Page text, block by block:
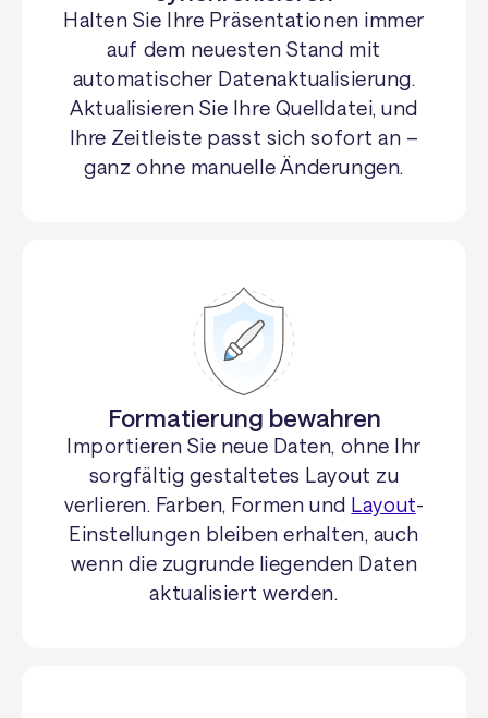
Halten Sie Ihre Präsentationen immer
auf dem neuesten Stand mit
automatischer Datenaktualisierung.
Aktualisieren Sie Ihre Quelldatei, und
Ihre Zeitleiste passt sich sofort an –
ganz ohne manuelle Änderungen.
Formatierung bewahren
Importieren Sie neue Daten, ohne Ihr
sorgfältig gestaltetes Layout zu
verlieren. Farben, Formen und Layout-
Einstellungen bleiben erhalten, auch
wenn die zugrunde liegenden Daten
aktualisiert werden.